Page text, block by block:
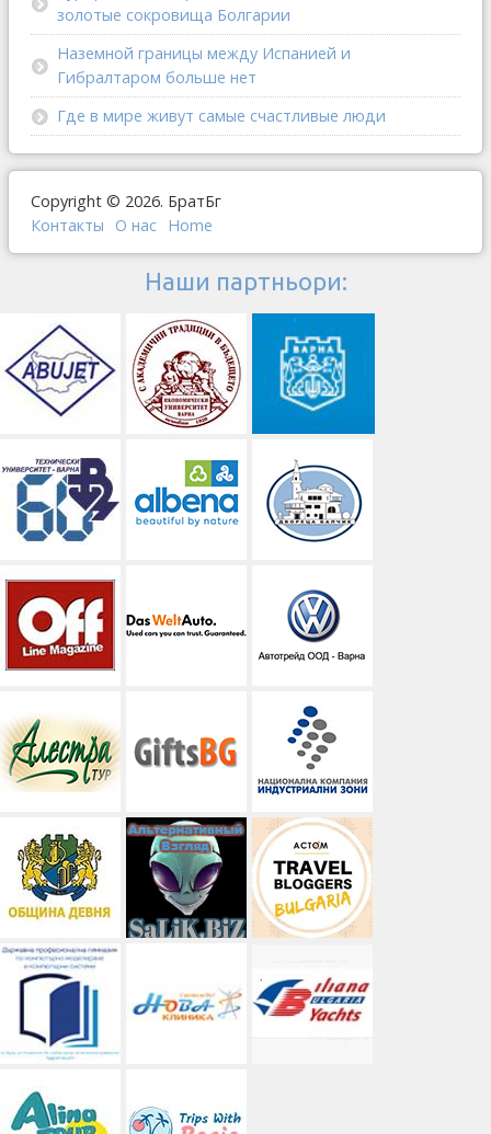
золотые сокровища Болгарии
Наземной границы между Испанией и
Гибралтаром больше нет
Где в мире живут самые счастливые люди
Copyright © 2026. БратБг
Контакты
О наc Home
Наши партньори: